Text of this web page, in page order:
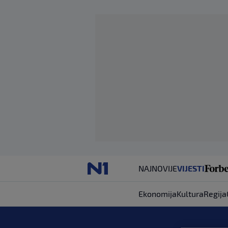
NAJNOVIJEVIJESTI
EkonomijaKulturaRegija